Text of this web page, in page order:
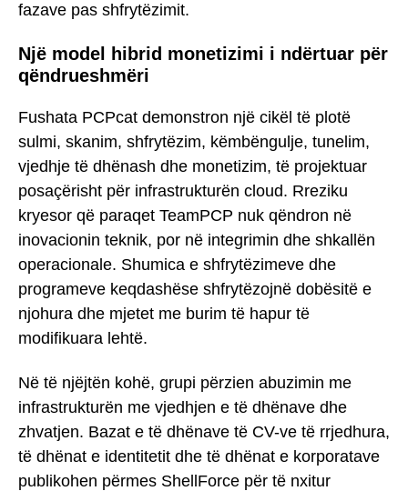
fazave pas shfrytëzimit.
Një model hibrid monetizimi i ndërtuar për
qëndrueshmëri
Fushata PCPcat demonstron një cikël të plotë
sulmi, skanim, shfrytëzim, këmbëngulje, tunelim,
vjedhje të dhënash dhe monetizim, të projektuar
posaçërisht për infrastrukturën cloud. Rreziku
kryesor që paraqet TeamPCP nuk qëndron në
inovacionin teknik, por në integrimin dhe shkallën
operacionale. Shumica e shfrytëzimeve dhe
programeve keqdashëse shfrytëzojnë dobësitë e
njohura dhe mjetet me burim të hapur të
modifikuara lehtë.
Në të njëjtën kohë, grupi përzien abuzimin me
infrastrukturën me vjedhjen e të dhënave dhe
zhvatjen. Bazat e të dhënave të CV-ve të rrjedhura,
të dhënat e identitetit dhe të dhënat e korporatave
publikohen përmes ShellForce për të nxitur